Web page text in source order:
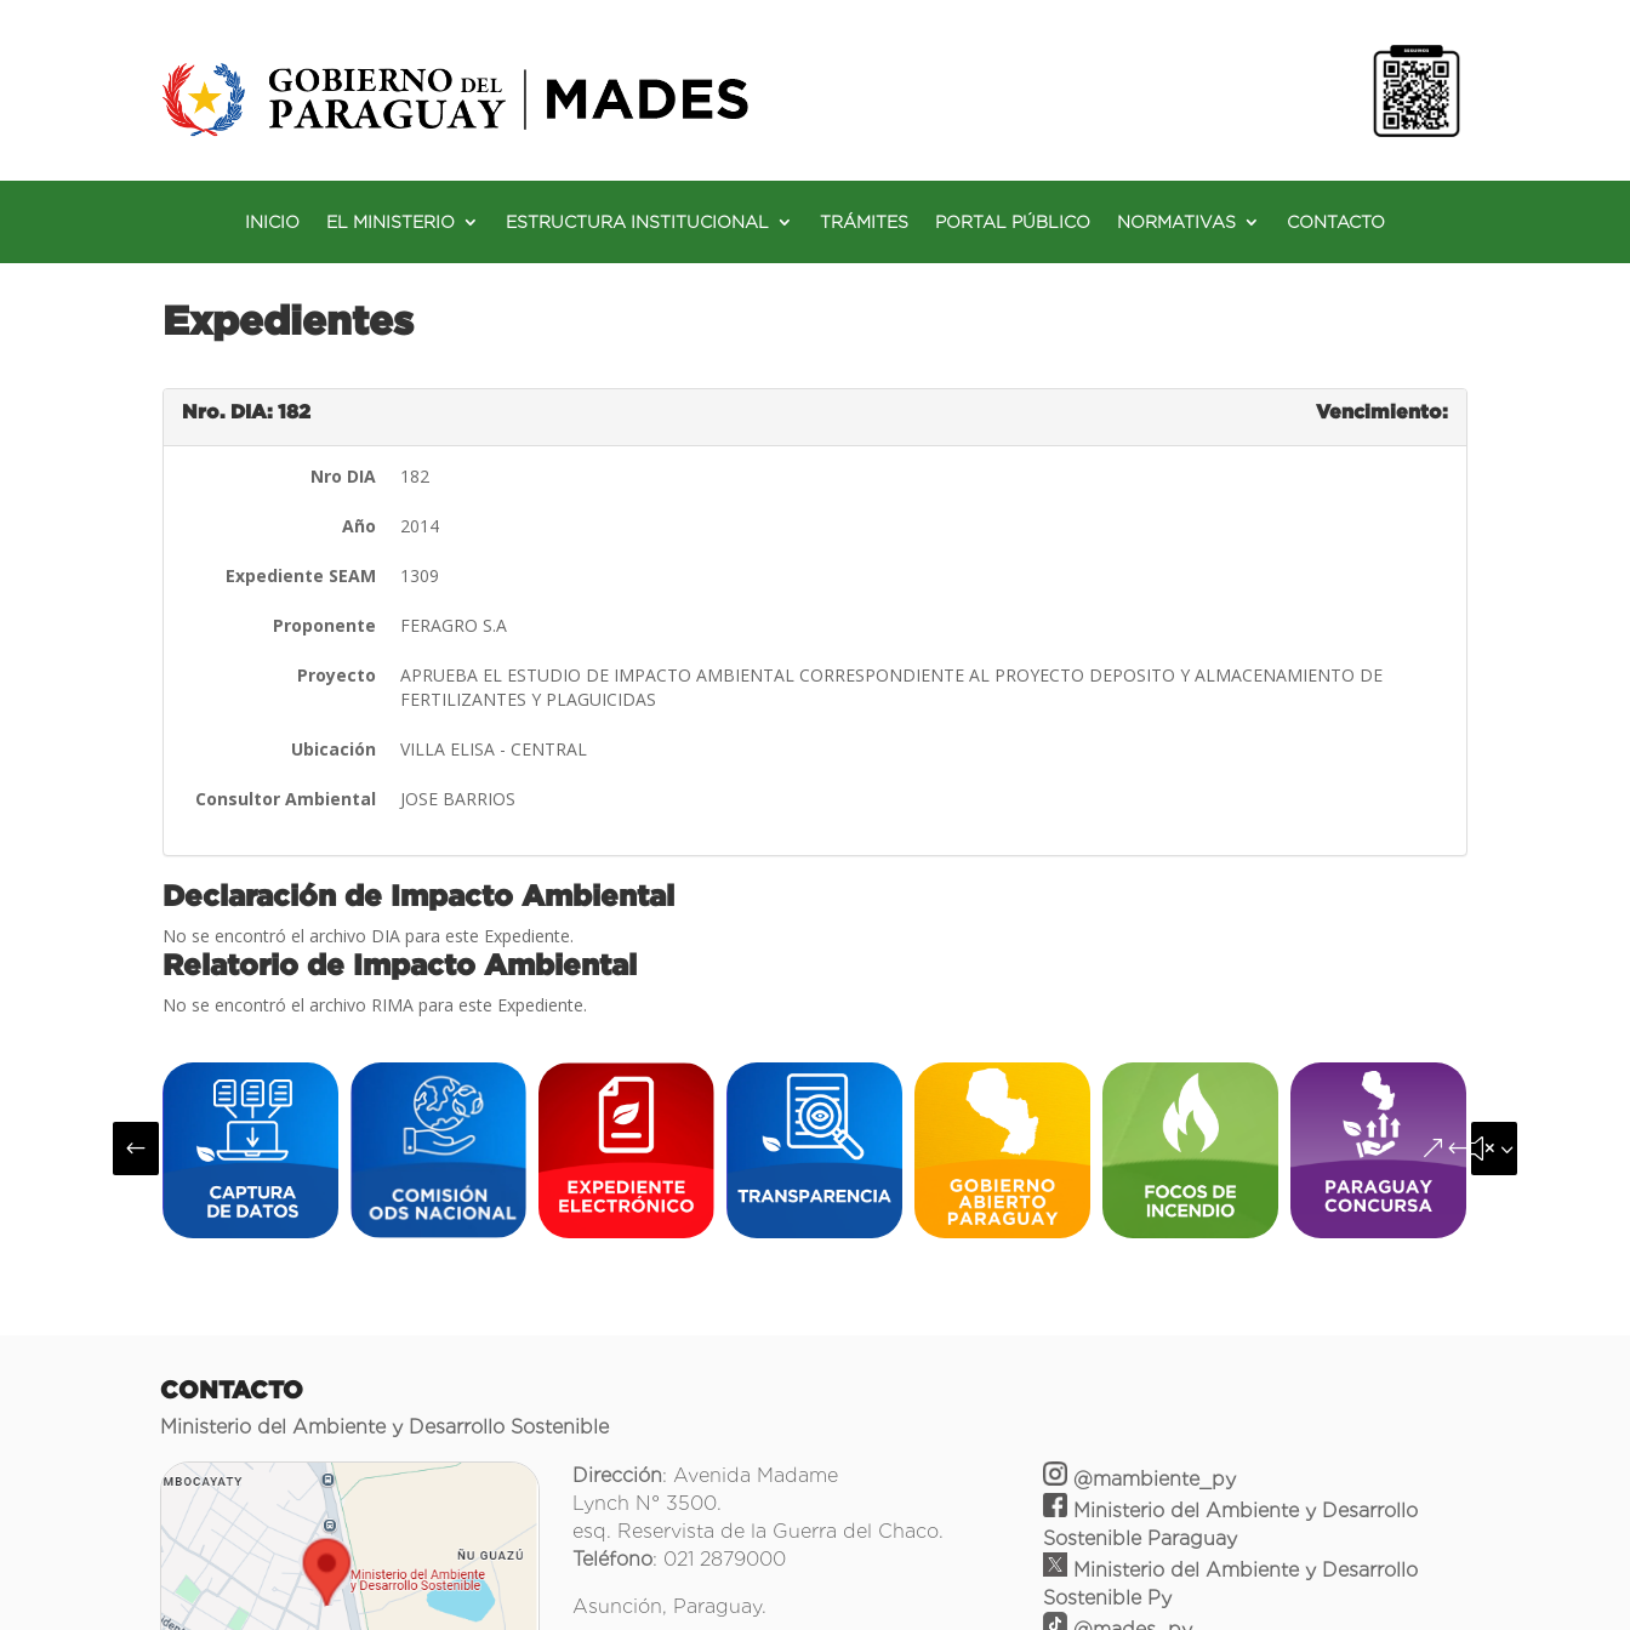
INICIO EL MINISTERIO ESTRUCTURA INSTITUCIONAL TRÁMITES PORTAL PÚBLICO NORMATIVAS CONTACTO
Expedientes
Nro. DIA: 182 Vencimiento:
Nro DIA 182
Año 2014
Expediente SEAM 1309
Proponente FERAGRO S.A
Proyecto
APRUEBA EL ESTUDIO DE IMPACTO AMBIENTAL CORRESPONDIENTE AL PROYECTO DEPOSITO Y ALMACENAMIENTO DE
FERTILIZANTES Y PLAGUICIDAS
Ubicación VILLA ELISA - CENTRAL
Consultor Ambiental JOSE BARRIOS
Declaración de Impacto Ambiental
No se encontró el archivo DIA para este Expediente.
Relatorio de Impacto Ambiental
No se encontró el archivo RIMA para este Expediente.
# &#x35;
CONTACTO
Ministerio del Ambiente y Desarrollo Sostenible
Dirección: Avenida Madame
Lynch N° 3500.
esq. Reservista de la Guerra del Chaco.
Teléfono: 021 2879000
Asunción, Paraguay.
@mambiente_py
Ministerio del Ambiente y Desarrollo
Sostenible Paraguay
Ministerio del Ambiente y Desarrollo
Sostenible Py